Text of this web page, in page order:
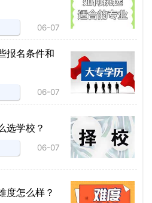
06-07
报名条件和
06-07
选学校？
06-07
度怎么样？